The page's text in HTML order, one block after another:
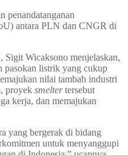
penandatanganan
antara PLN dan CNGR di
Wicaksono menjelaskan,
pasokan listrik yang cukup
nilai tambah industri
proyek smeltertersebut
kerja, dan memajukan
yang bergerak di bidang
untuk menyanggupi